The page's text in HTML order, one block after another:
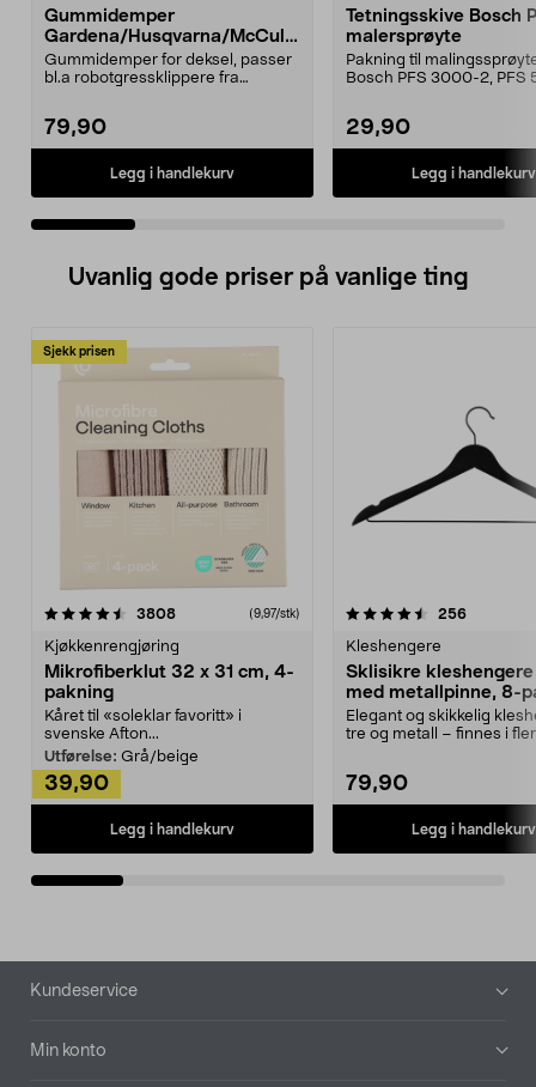
Gummidemper
Gardena/Husqvarna/McCullo
ch/Flymo
Gummidemper for deksel, passer
bl.a robotgressklippere fra
79,90
Legg i handlekurv
Tetningsskive Bosch
malersprøyte
Pakning til
Bosch PFS 3000-2, PFS
29,90
Legg i handlekurv
Uvanlig gode priser på vanlige ting
Sjekk prisen
3808anmeldelser(9,97/stk)
Kjøkkenrengjøring
Mikrofiberklut 32 x 31 cm, 4-
pakning
Kåret til «soleklar favoritt» i
svenske Afton...
Utførelse: Grå/beige
39,90
Legg i handlekurv
4.5av 5 stjerner 256
Kleshengere
Sklisikre
med metallpinne, 8-
Elegant og skikkelig
tre og metall – finnes i
79,90
Legg i handlekurv
4.5av 5 stjerner
Bunntekst
Kundeservice
Min konto